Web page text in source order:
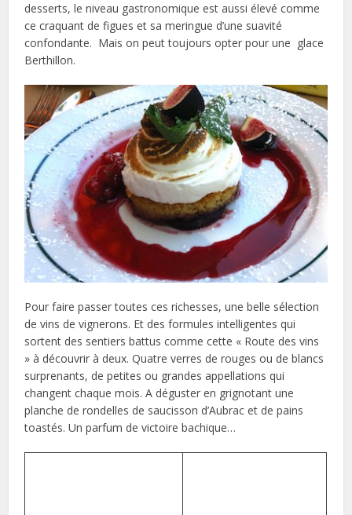
desserts, le niveau gastronomique est aussi élevé comme
ce craquant de figues et sa meringue d’une suavité
confondante. Mais on peut toujours opter pour une glace
Berthillon.
Pour faire passer toutes ces richesses, une belle sélection
de vins de vignerons. Et des formules intelligentes qui
sortent des sentiers battus comme cette « Route des vins
» à découvrir à deux. Quatre verres de rouges ou de blancs
surprenants, de petites ou grandes appellations qui
changent chaque mois. A déguster en grignotant une
planche de rondelles de saucisson d’Aubrac et de pains
toastés. Un parfum de victoire bachique…